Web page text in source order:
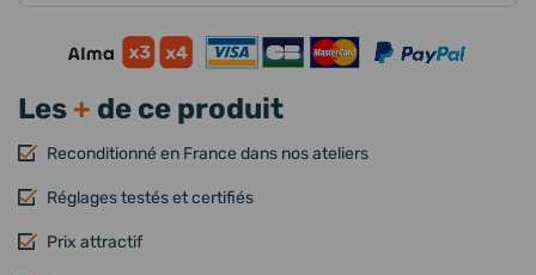
Les+ de ce produit
Reconditionné en France dans nos ateliers
Réglages testés et certifiés
Prix attractif